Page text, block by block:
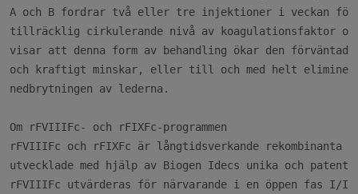
A och B fordrar två eller tre injektioner i veckan
tillräcklig cirkulerande nivå av koagulationsfaktor
visar att denna form av behandling ökar den
och kraftigt minskar, eller till och med helt
nedbrytningen av lederna.
Om rFVIIIFc- och rFIXFc-programmen
rFVIIIFc och rFIXFc är långtidsverkande rekombinanta
utvecklade med hjälp av Biogen Idecs unika och
rFVIIIFc utvärderas för närvarande i en öppen fas I/